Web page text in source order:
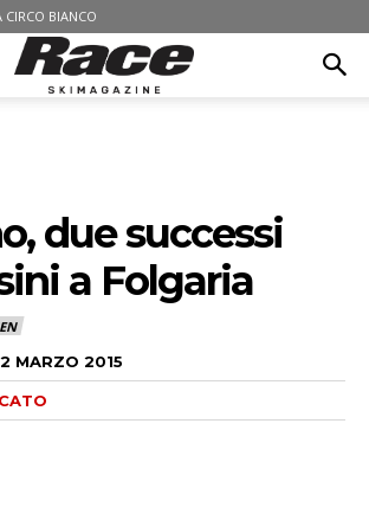
CIRCO BIANCO
due successi
a Folgaria
2 MARZO 2015